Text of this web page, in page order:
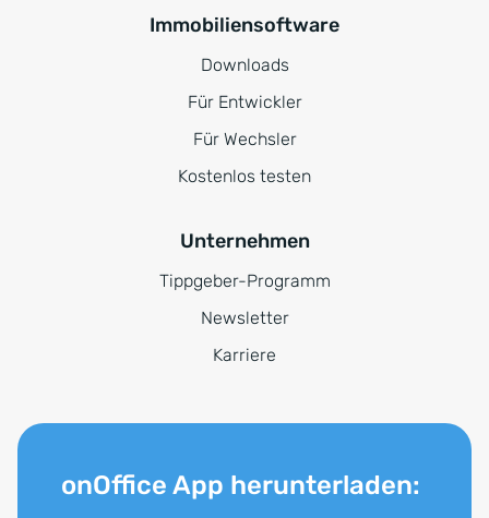
Immobiliensoftware
Downloads
Für Entwickler
Für Wechsler
Kostenlos testen
Unternehmen
Tippgeber-Programm
Newsletter
Karriere
onOffice App herunterladen: